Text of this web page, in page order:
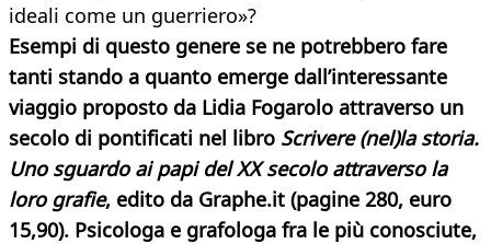
ideali come un guerriero»?
Esempi di questo genere se ne potrebbero fare
tanti stando a quanto emerge dall’interessante
viaggio proposto da Lidia Fogarolo attraverso un
secolo di pontificati nel libro Scrivere (nel)la storia.
Uno sguardo ai papi del XX secolo attraverso la
loro grafie, edito da Graphe.it (pagine 280, euro
15,90). Psicologa e grafologa fra le più conosciute,